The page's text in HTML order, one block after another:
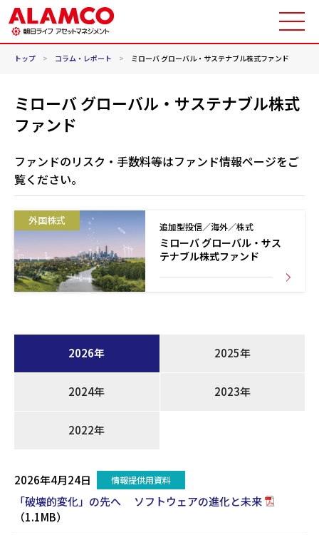
トップ > コラム・レポート > ミローバ グローバル・サステナブル株式ファンド
ミローバ グローバル・サステナブル株式
ファンド
ファンドのリスク・手数料等はファンド情報ページをご
覧ください。
外国株式 追加型投信／海外／株式
ミローバ グローバル・サス
テナブル株式ファンド
2026年 2025年
2024年 2023年
2022年
2026年4月24日 情報提供用資料
「破壊的変化」の先へ ソフトウェアの進化と未来
（1.1MB）